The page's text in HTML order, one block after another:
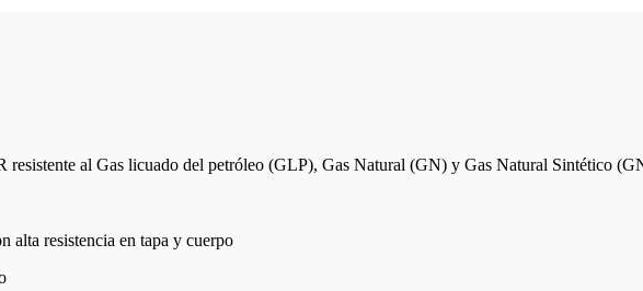
resistente al Gas licuado del petróleo (GLP), Gas Natural (GN) y Gas Natural Sintético
alta resistencia en tapa y cuerpo